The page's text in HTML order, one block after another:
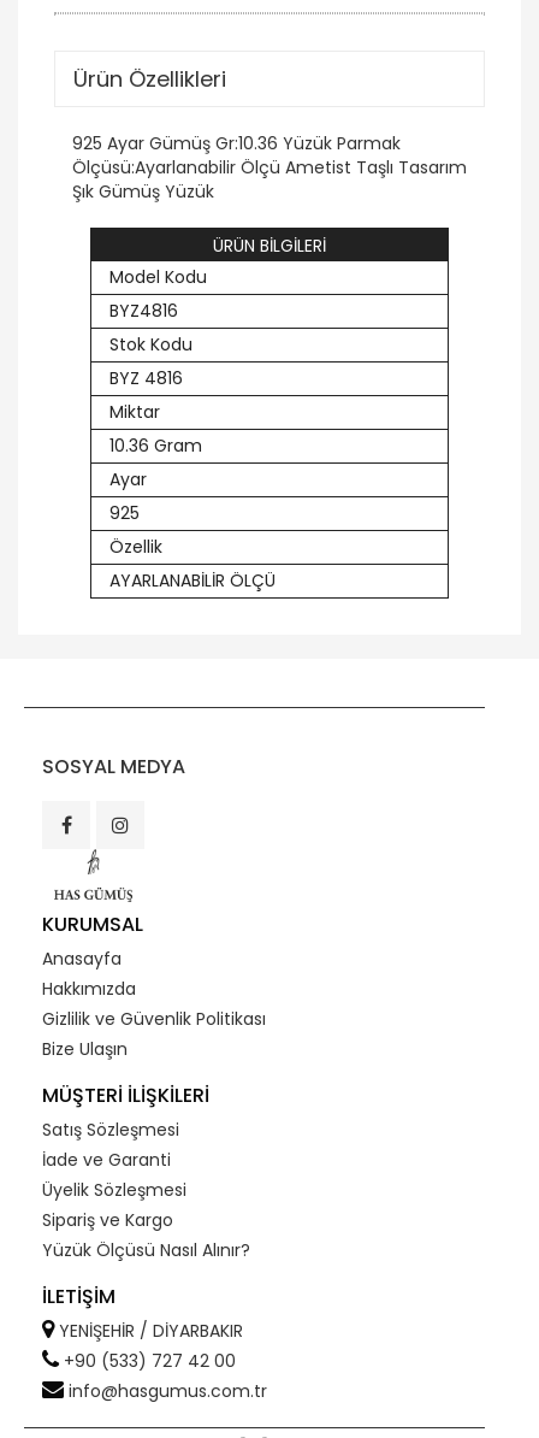
Ürün Özellikleri
925 Ayar Gümüş Gr:10.36 Yüzük Parmak
Ölçüsü:Ayarlanabilir Ölçü Ametist Taşlı Tasarım
Şık Gümüş Yüzük
ÜRÜN BİLGİLERİ
Model Kodu
BYZ4816
Stok Kodu
BYZ 4816
Miktar
10.36 Gram
Ayar
925
Özellik
AYARLANABİLİR ÖLÇÜ
SOSYAL MEDYA
KURUMSAL
Anasayfa
Hakkımızda
Gizlilik ve Güvenlik Politikası
Bize Ulaşın
MÜŞTERİ İLİŞKİLERİ
Satış Sözleşmesi
İade ve Garanti
Üyelik Sözleşmesi
Sipariş ve Kargo
Yüzük Ölçüsü Nasıl Alınır?
İLETİŞİM
YENİŞEHİR / DİYARBAKIR
+90 (533) 727 42 00
info@hasgumus.com.tr